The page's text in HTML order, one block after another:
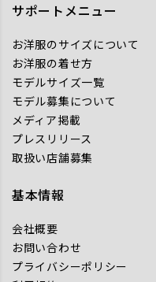
サポートメニュー
お洋服のサイズについて
お洋服の着せ方
モデルサイズ一覧
モデル募集について
メディア掲載
プレスリリース
取扱い店舗募集
基本情報
会社概要
お問い合わせ
プライバシーポリシー